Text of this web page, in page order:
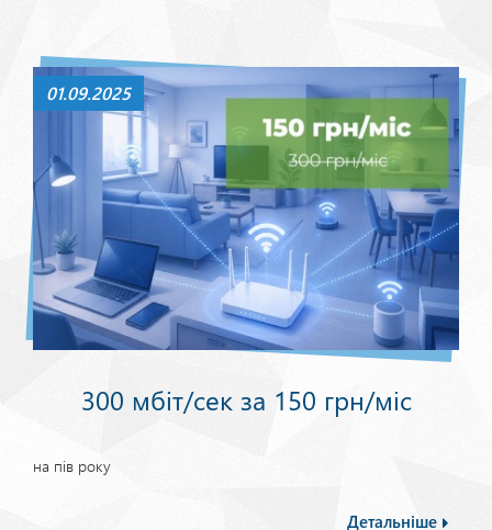
01.09.2025
300 мбіт/сек за 150 грн/міс
на пів року
Детальніше